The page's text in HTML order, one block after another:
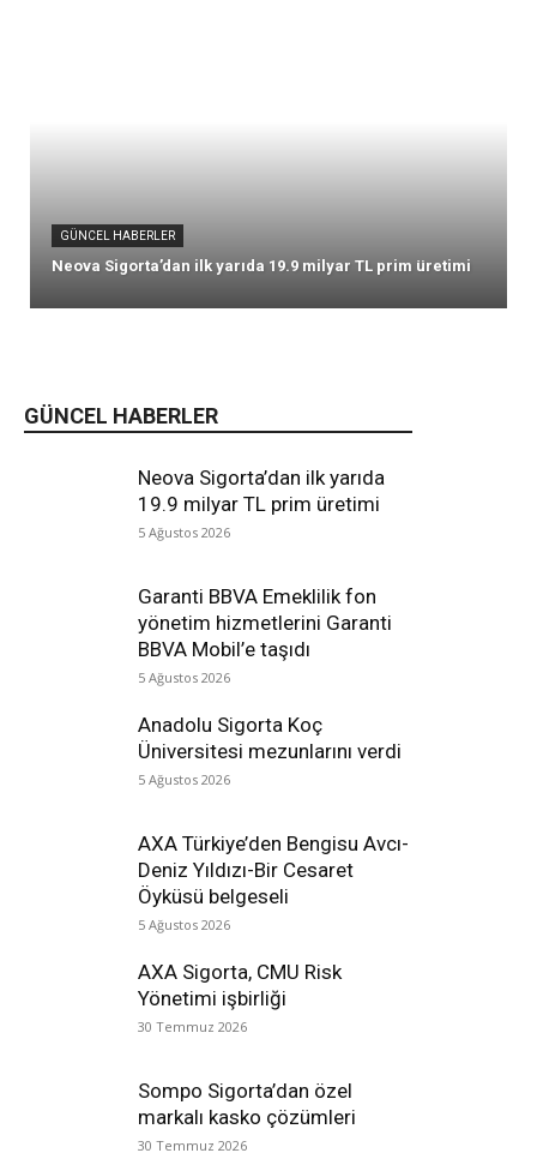
GÜNCEL HABERLER
Neova Sigorta’dan ilk yarıda
19.9 milyar TL prim üretimi
5 Ağustos 2026
Garanti BBVA Emeklilik fon
yönetim hizmetlerini Garanti
BBVA Mobil’e taşıdı
5 Ağustos 2026
Anadolu Sigorta Koç
Üniversitesi mezunlarını verdi
5 Ağustos 2026
AXA Türkiye’den Bengisu Avcı-
Deniz Yıldızı-Bir Cesaret
Öyküsü belgeseli
5 Ağustos 2026
AXA Sigorta, CMU Risk
Yönetimi işbirliği
30 Temmuz 2026
Sompo Sigorta’dan özel
markalı kasko çözümleri
30 Temmuz 2026
GÜNCEL HABERLER
Neova Sigorta’dan ilk yarıda 19.9 milyar TL prim üretimi